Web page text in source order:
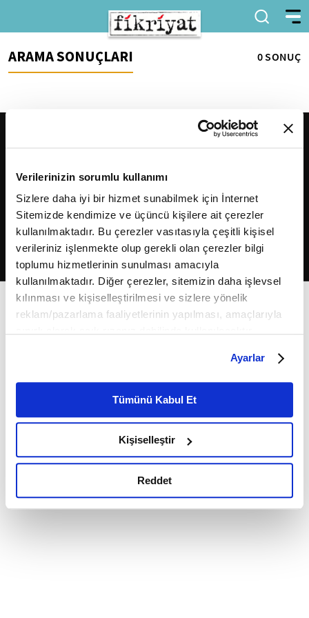
Verilerinizin sorumlu kullanımı
Sizlere daha iyi bir hizmet sunabilmek için İnternet
Sitemizde kendimize ve üçüncü kişilere ait çerezler
kullanılmaktadır. Bu çerezler vasıtasıyla çeşitli kişisel
verileriniz işlenmekte olup gerekli olan çerezler bilgi
toplumu hizmetlerinin sunulması amacıyla
kullanılmaktadır. Diğer çerezler, sitemizin daha işlevsel
kılınması ve kişiselleştirilmesi ve sizlere yönelik
reklam/pazarlama faaliyetlerinin yapılması, amaçlarıyla
belirleyebilirsiniz. Çerezlere ilişkin detaylı bilgi için
Ayarlar butonuna tıklayabilir,Çerez Bilgilendirme
Metnimizi ziyaret edebilirsiniz.
6698 sayılı Kişisel Verilerin Korunması Kanunu uyarınca
okumak ve sitemizi ziyaretiniz kapsamında
gerçekleştirilen veri işleme faaliyetleri ile ilgili daha
detaylı bilgi almak için lütfentıklayınız.
Ayarlar
Tümünü Kabul Et
Kişiselleştir
Reddet
ARAMA SONUÇLARI 0 SONUÇ
2026Fikriyat. Tüm hakları saklıdır.